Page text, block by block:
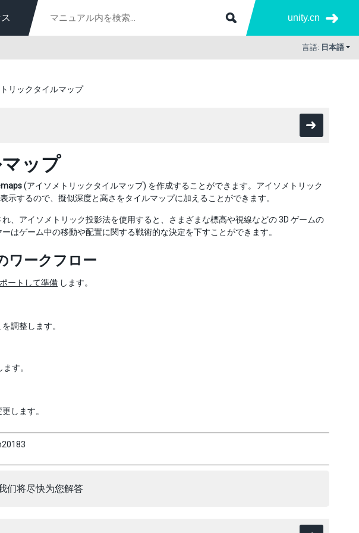
unity.cn
言語: 日本語
リックタイルマップ
ップ
(アイソメトリックタイルマップ) を作成することができます。アイソメトリック
示するので、擬似深度と高さをタイルマップに加えることができます。
、アイソメトリック投影法を使用すると、さまざまな標高や視線などの 3D ゲームの
はゲーム中の移動や配置に関する戦術的な決定を下すことができます。
ワークフロー
ートして準備 します。
を調整します。
す。
します。
们将尽快为您解答